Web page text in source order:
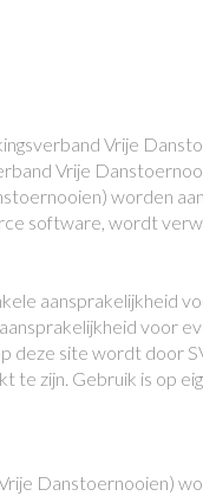
Vrije
Vrije
worden
software, wordt
aansprakelijkheid
voor
site wordt door
zijn. Gebruik is op
Danstoernooien)